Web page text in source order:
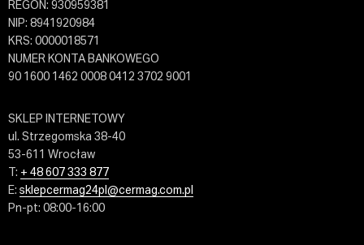
REGON: 930959381
NIP: 8941920984
KRS: 0000018571
NUMER KONTA BANKOWEGO
90 1600 1462 0008 0412 3702 9001
SKLEP INTERNETOWY
ul. Strzegomska 38-40
53-611 Wrocław
T: + 48 607 333 877
E: sklepcermag24pl@cermag.com.pl
Pn-pt: 08:00-16:00